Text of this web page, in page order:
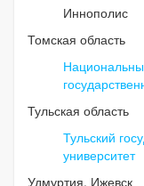
Иннополис
Томская область
Тульская область
Тульский
университет
Удмуртия, Ижевск